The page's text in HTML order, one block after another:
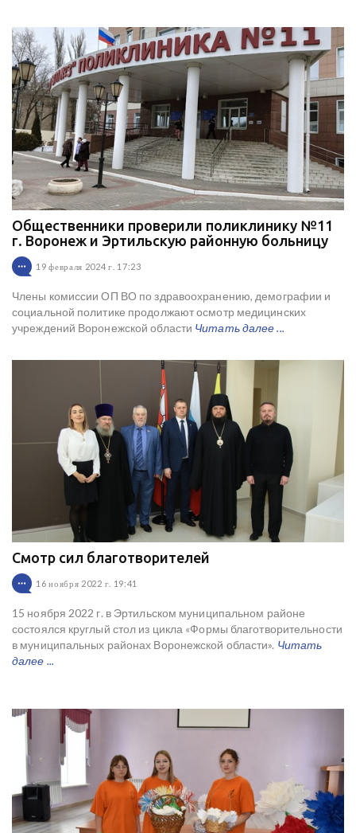
Общественники проверили поликлинику №11
г. Воронеж и Эртильскую районную больницу
19 февраля 2024 г. 17:23
Члены комиссии ОП ВО по здравоохранению, демографии и
социальной политике продолжают осмотр медицинских
учреждений Воронежской области Читать далее ...
Смотр сил благотворителей
16 ноября 2022 г. 19:41
15 ноября 2022 г. в Эртильском муниципальном районе
состоялся круглый стол из цикла «Формы благотворительности
в муниципальных районах Воронежской области». Читать
далее ...